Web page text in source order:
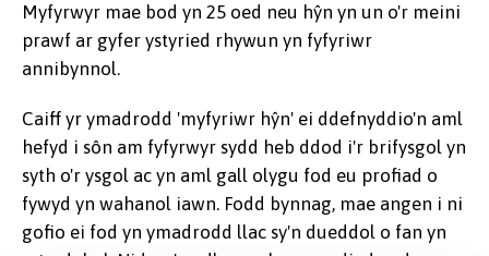
Myfyrwyr mae bod yn 25 oed neu hŷn yn un o'r meini
prawf ar gyfer ystyried rhywun yn fyfyriwr
annibynnol.
Caiff yr ymadrodd 'myfyriwr hŷn' ei ddefnyddio'n aml
hefyd i sôn am fyfyrwyr sydd heb ddod i'r brifysgol yn
syth o'r ysgol ac yn aml gall olygu fod eu profiad o
fywyd yn wahanol iawn. Fodd bynnag, mae angen i ni
gofio ei fod yn ymadrodd llac sy'n dueddol o fan yn